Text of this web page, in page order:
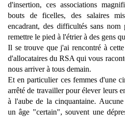
d'insertion, ces associations
bouts de ficelles, des salaires
encadrant, des difficultés sans nom
remettre le pied à l'étrier à des gens
Il se trouve que j'ai rencontré à
d'allocataires du RSA qui vous
nous arriver à tous demain.
Et en particulier ces femmes d'une
arrêté de travailler pour élever leurs
à l'aube de la cinquantaine.
un âge "certain", souvent une